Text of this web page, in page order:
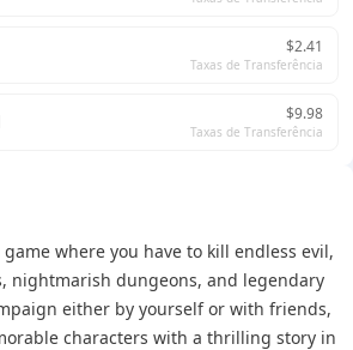
$2.41
Taxas de Transferência
$9.98
Taxas de Transferência
game where you have to kill endless evil,
nightmarish dungeons, and legendary
either by yourself or with friends,
characters with a thrilling story in